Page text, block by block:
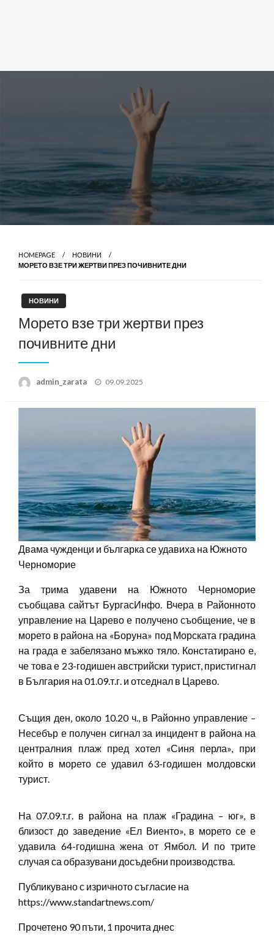
HOMEPAGE
НОВИНИ
МОРЕТО ВЗЕ ТРИ ЖЕРТВИ ПРЕЗ ПОЧИВНИТЕ ДНИ
НОВИНИ
Морето взе три жертви през
почивните дни
admin_zarata
Posted
09.09.2025
Двама чужденци и българка се удавиха на Южното
Черноморие
За трима удавени на Южното Черноморие
съобщава сайтът БургасИнфо. Вчера в Районното
управление на Царево е получено съобщение, че в
морето в района на «Боруна» под Морската градина
на града е забелязано мъжко тяло. Констатирано е,
че това е 23-годишен австрийски турист, пристигнал
в България на 01.09.т.г. и отседнал в Царево.
Същия ден, около 10.20 ч., в Районно управление –
Несебър е получен сигнал за инцидент в района на
централния плаж пред хотел «Синя перла», при
който в морето се удавил 63-годишен молдовски
турист.
На 07.09.т.г. в района на плаж «Градина – юг», в
близост до заведение «Ел Виенто», в морето се е
удавила 64-годишна жена от Ямбол. И по трите
случая са образувани досъдебни производства.
Публикувано с изричното съгласие на
https://www.standartnews.com/
Прочетено 90 пъти, 1 прочита днес